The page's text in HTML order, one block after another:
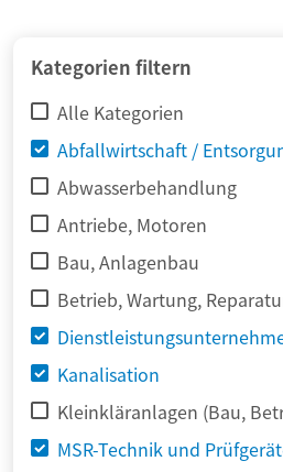
Kategorien filtern
Alle Kategorien
Abfallwirtschaft /
Abwasserbehandlung
Antriebe, Motoren
Bau, Anlagenbau
Betrieb, Wartung,
Kanalisation
Kleinkläranlagen (Bau,
MSR-Technik und